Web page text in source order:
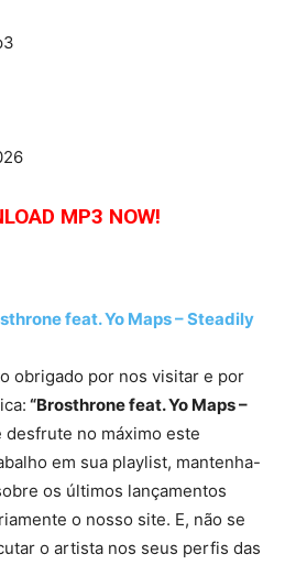
MP3 NOW!
feat. Yo Maps – Steadily
obrigado por nos visitar e por
“Brosthrone feat. Yo Maps –
no máximo este
em sua playlist, mantenha-
os últimos lançamentos
o nosso site. E, não se
o artista nos seus perfis das